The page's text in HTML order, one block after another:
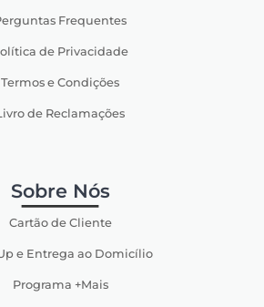
Frequentes
de Privacidade
Termos e Condições
de Reclamações
Sobre Nós
Cartão de Cliente
e Entrega ao Domicílio
Programa +Mais